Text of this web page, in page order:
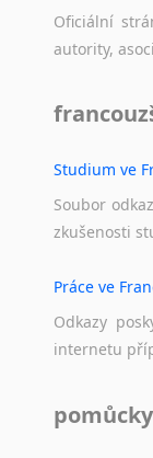
Oficiální
autority,
Studium ve
Soubor
zkušenosti
Práce ve
Odkazy
internetu